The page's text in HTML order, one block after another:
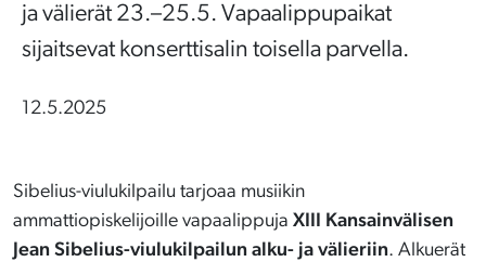
ja välierät 23.–25.5. Vapaalippupaikat
sijaitsevat konserttisalin toisella parvella.
12.5.2025
Sibelius-viulukilpailu tarjoaa musiikin
ammattiopiskelijoille vapaalippuja XIII Kansainvälisen
Jean Sibelius-viulukilpailun alku- ja välieriin. Alkuerät